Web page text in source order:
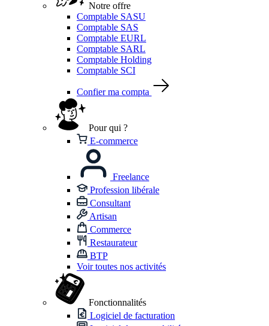
Notre offre
Comptable SASU
Comptable SAS
Comptable EURL
Comptable SARL
Comptable Holding
Comptable SCI
Confier ma compta
Pour qui ?
E-commerce
Freelance
Profession libérale
Consultant
Artisan
Commerce
Restaurateur
BTP
Voir toutes nos activités
Fonctionnalités
Logiciel de facturation